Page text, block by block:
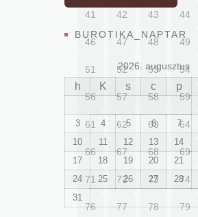
41 42 43 44
46 47 48 49
51 52 53 54
56 57 58 59
61 62 63 64
66 67 68 69
71 72 73 74
76 77 78 79
BUROTIKA_NAPTAR
2026. augusztus
h K s c p
3
4 5 6 7
10
11 12 13 14
17
18 19 20 21
24
25 26 27 28
31